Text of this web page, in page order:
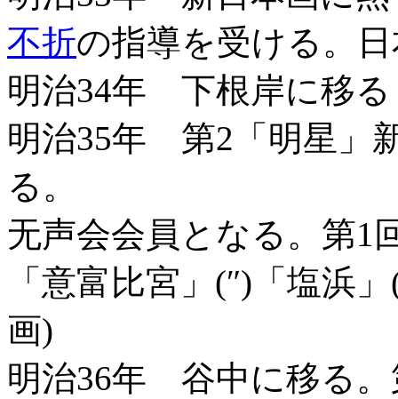
不折の指導を受ける。
明治34年 下根岸に移る
明治35年 第2「明星」
る。
无声会会員となる。第1
「意富比宮」(″)「塩浜
画)
明治36年 谷中に移る。